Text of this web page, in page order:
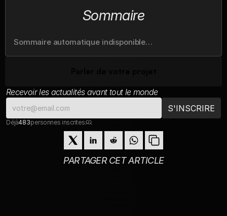
Sommaire
Sommaire automatique indisponible…
Recevoir les actualités avant tout le monde
Déjà483personnes inscrites
PARTAGER CET ARTICLE